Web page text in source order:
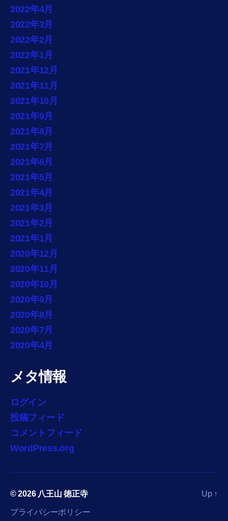
2022年4月
2022年3月
2022年2月
2022年1月
2021年12月
2021年11月
2021年10月
2021年9月
2021年8月
2021年7月
2021年6月
2021年5月
2021年4月
2021年3月
2021年2月
2021年1月
2020年12月
2020年11月
2020年10月
2020年9月
2020年8月
2020年7月
2020年4月
メタ情報
ログイン
投稿フィード
コメントフィード
WordPress.org
© 2026 八王山 徳正寺
プライバシーポリシー
Up ↑